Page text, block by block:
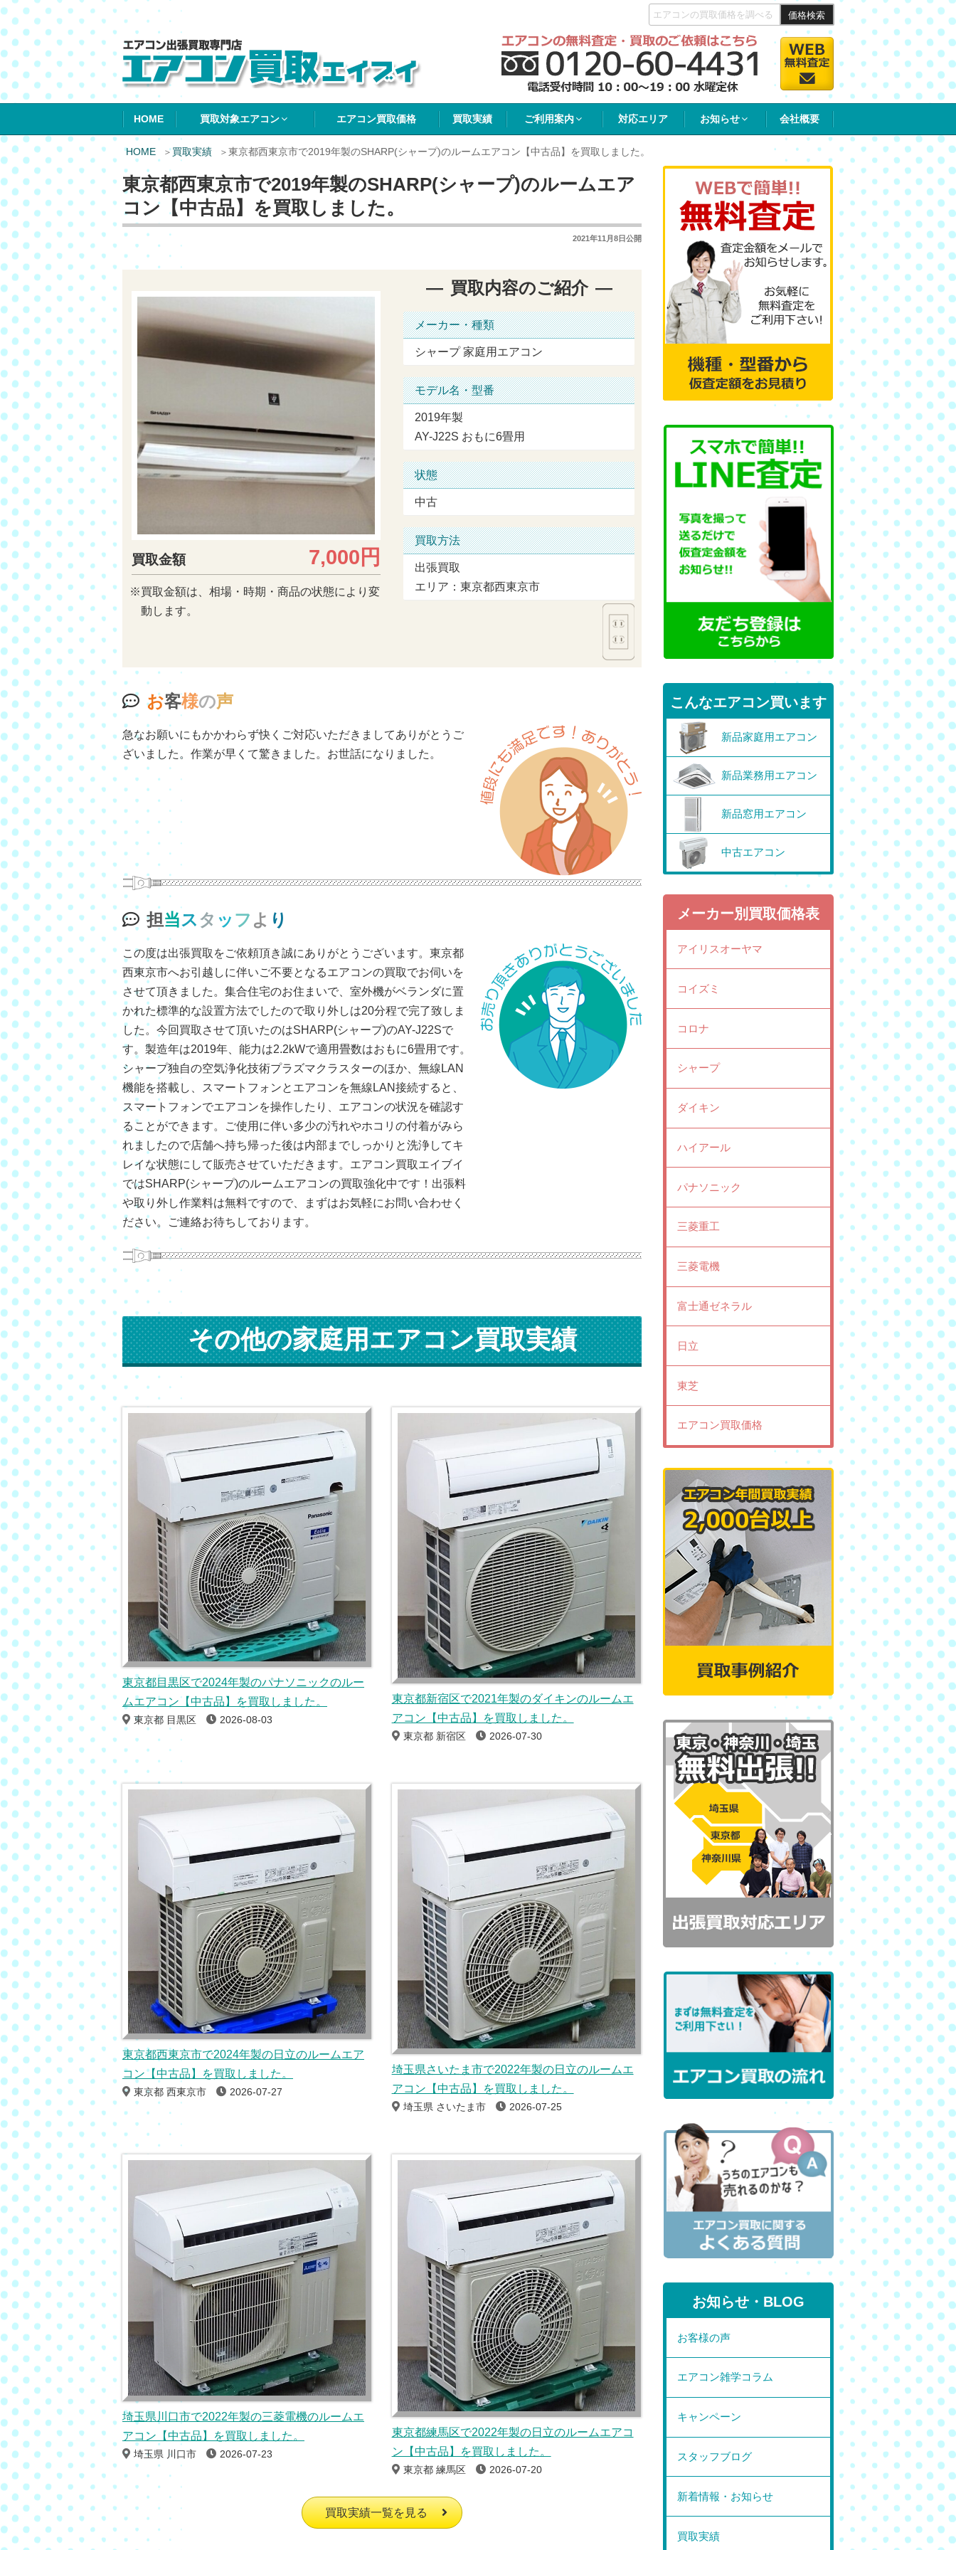
価格検索
エアコン買取エイブイ
HOME 買取対象エアコン エアコン買取価格 買取実績 ご利用案内 対応エリア お知らせ 会社概要
HOME 買取実績 東京都西東京市で2019年製のSHARP(シャープ)のルームエアコン【中古品】を買取しました。
東京都西東京市で2019年製のSHARP(シャープ)のルームエア
コン【中古品】を買取しました。
2021年11月8日公開
買取金額 7,000円
※買取金額は、相場・時期・商品の状態により変
動します。
買取内容のご紹介
メーカー・種類
シャープ 家庭用エアコン
モデル名・型番
2019年製
AY-J22S おもに6畳用
状態
中古
買取方法
出張買取
エリア：東京都西東京市
お客様の声
急なお願いにもかかわらず快くご対応いただきましてありがとうご
ざいました。作業が早くて驚きました。お世話になりました。
担当スタ ッ フ よ り
この度は出張買取をご依頼頂き誠にありがとうございます。東京都
西東京市へお引越しに伴いご不要となるエアコンの買取でお伺いを
させて頂きました。集合住宅のお住まいで、室外機がベランダに置
かれた標準的な設置方法でしたので取り外しは20分程で完了致しま
した。今回買取させて頂いたのはSHARP(シャープ)のAY-J22Sで
す。製造年は2019年、能力は2.2kWで適用畳数はおもに6畳用です。
シャープ独自の空気浄化技術プラズマクラスターのほか、無線LAN
機能を搭載し、スマートフォンとエアコンを無線LAN接続すると、
スマートフォンでエアコンを操作したり、エアコンの状況を確認す
ることができます。ご使用に伴い多少の汚れやホコリの付着がみら
れましたので店舗へ持ち帰った後は内部までしっかりと洗浄してキ
レイな状態にして販売させていただきます。エアコン買取エイブイ
ではSHARP(シャープ)のルームエアコンの買取強化中です！出張料
や取り外し作業料は無料ですので、まずはお気軽にお問い合わせく
ださい。ご連絡お待ちしております。
その他の家庭用エアコン買取実績
東京都目黒区で2024年製のパナソニックのルー
ムエアコン【中古品】を買取しました。
東京都 目黒区 2026-08-03
東京都新宿区で2021年製のダイキンのルームエ
アコン【中古品】を買取しました。
東京都 新宿区 2026-07-30
東京都西東京市で2024年製の日立のルームエア
コン【中古品】を買取しました。
東京都 西東京市 2026-07-27
埼玉県さいたま市で2022年製の日立のルームエ
アコン【中古品】を買取しました。
埼玉県 さいたま市 2026-07-25
埼玉県川口市で2022年製の三菱電機のルームエ
アコン【中古品】を買取しました。
埼玉県 川口市 2026-07-23
東京都練馬区で2022年製の日立のルームエアコ
ン【中古品】を買取しました。
東京都 練馬区 2026-07-20
買取実績一覧を見る
こんなエアコン買います
新品家庭用エアコン
新品業務用エアコン
新品窓用エアコン
中古エアコン
メーカー別買取価格表
アイリスオーヤマ
コイズミ
コロナ
シャープ
ダイキン
ハイアール
パナソニック
三菱重工
三菱電機
富士通ゼネラル
日立
東芝
エアコン買取価格
お知らせ・BLOG
お客様の声
エアコン雑学コラム
キャンペーン
スタッフブログ
新着情報・お知らせ
買取実績